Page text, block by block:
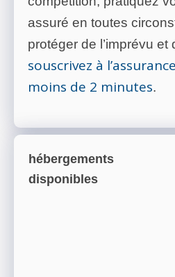
assuré en toutes
protéger de l’imprévu et
souscrivez à
moins de 2 minutes.
hébergements
disponibles